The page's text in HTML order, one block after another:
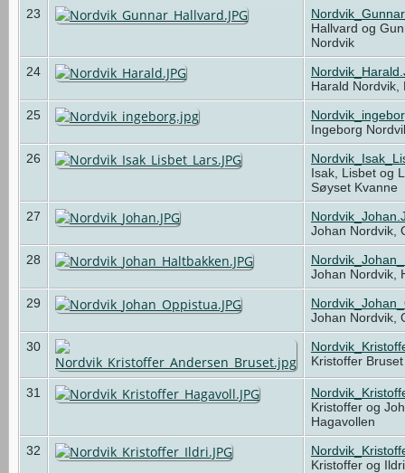
23
Hallvard og
Nordvik
24
Harald
25
Ingeborg
26
Isak, Lisbet og
Søyset Kvanne
27
Johan Nordvik,
28
Johan Nordvik,
29
Johan Nordvik,
30
Kristoffer
31
Kristoffer og
Hagavollen
32
Kristoffer og